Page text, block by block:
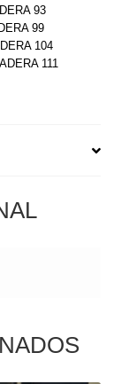
93
99
104
111